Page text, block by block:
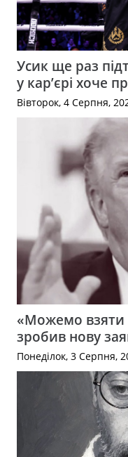
Усик ще раз
у кар’єрі хоче
Вівторок, 4 Серпня,
«Можемо взяти
зробив нову
Понеділок, 3 Серпня,